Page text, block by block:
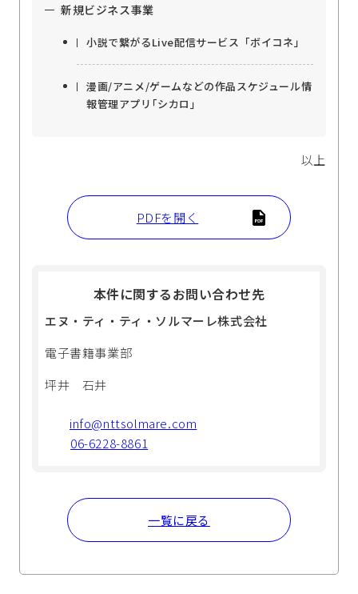
新規ビジネス事業
小説で繋がるLive配信サービス「ボイコネ」
漫画/アニメ/ゲームなどの作品スケジュール情
報管理アプリ｢シカロ｣
以上
PDFを開く
本件に関するお問い合わせ先
エヌ・ティ・ティ・ソルマーレ株式会社
電子書籍事業部
坪井 石井
info@nttsolmare.com
06-6228-8861
一覧に戻る